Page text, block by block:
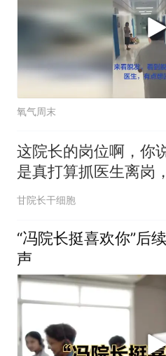
氧气周末
这院长的岗位啊，你
是真打算抓医生离岗
门口一站不就得了！
甘院长干细胞
“冯院长挺喜欢你”后
声